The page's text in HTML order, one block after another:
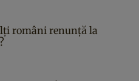
români renunță la